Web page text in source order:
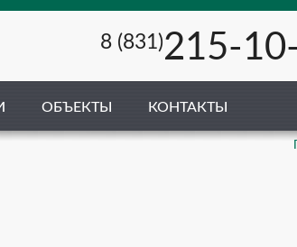
8 (831)215-
ОБЪЕКТЫ КОНТАКТЫ